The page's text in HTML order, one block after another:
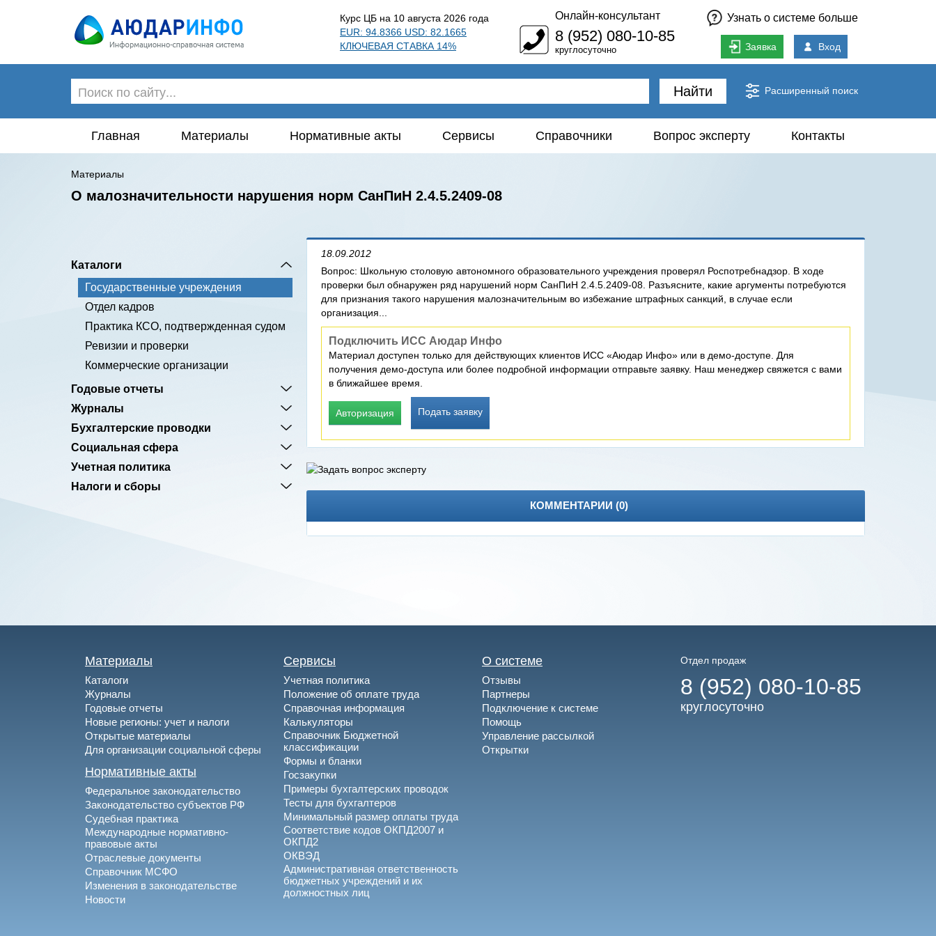
Курс ЦБ на 10 августа 2026 года
EUR: 94.8366 USD: 82.1665
КЛЮЧЕВАЯ СТАВКА 14%
Онлайн-консультант
8 (952) 080-10-85
круглосуточно
Узнать о системе больше
Заявка Вход
Найти Расширенный поиск
Главная Материалы Нормативные акты Сервисы Справочники Вопрос эксперту Контакты
Материалы
О малозначительности нарушения норм СанПиН 2.4.5.2409-08
Каталоги
Государственные учреждения
Отдел кадров
Практика КСО, подтвержденная судом
Ревизии и проверки
Коммерческие организации
Годовые отчеты
Журналы
Бухгалтерские проводки
Социальная сфера
Учетная политика
Налоги и сборы
18.09.2012
Вопрос: Школьную столовую автономного образовательного учреждения проверял Роспотребнадзор. В ходе
проверки был обнаружен ряд нарушений норм СанПиН 2.4.5.2409-08. Разъясните, какие аргументы потребуются
для признания такого нарушения малозначительным во избежание штрафных санкций, в случае если
организация...
Подключить ИСС Аюдар Инфо
Материал доступен только для действующих клиентов ИСС «Аюдар Инфо» или в демо-доступе. Для
получения демо-доступа или более подробной информации отправьте заявку. Наш менеджер свяжется с вами
в ближайшее время.
Авторизация Подать заявку
КОММЕНТАРИИ (0)
Материалы
Каталоги
Журналы
Годовые отчеты
Новые регионы: учет и налоги
Открытые материалы
Для организации социальной сферы
Нормативные акты
Федеральное законодательство
Законодательство субъектов РФ
Судебная практика
Международные нормативно-
правовые акты
Отраслевые документы
Справочник МСФО
Изменения в законодательстве
Новости
Сервисы
Учетная политика
Положение об оплате труда
Справочная информация
Калькуляторы
Справочник Бюджетной
классификации
Формы и бланки
Госзакупки
Примеры бухгалтерских проводок
Тесты для бухгалтеров
Минимальный размер оплаты труда
Соответствие кодов ОКПД2007 и
ОКПД2
ОКВЭД
Административная ответственность
бюджетных учреждений и их
должностных лиц
О системе
Отзывы
Партнеры
Подключение к системе
Помощь
Управление рассылкой
Открытки
Отдел продаж
8 (952) 080-10-85
круглосуточно